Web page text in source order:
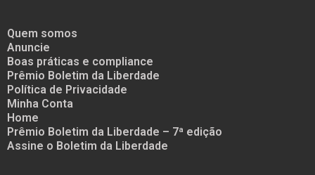
Quem somos
Anuncie
Boas práticas e compliance
Prêmio Boletim da Liberdade
Política de Privacidade
Minha Conta
Home
Prêmio Boletim da Liberdade – 7ª edição
Assine o Boletim da Liberdade